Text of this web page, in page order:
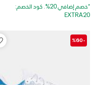
*خصم إضافي 20%. كود الخصم:
EXTRA20
-%60